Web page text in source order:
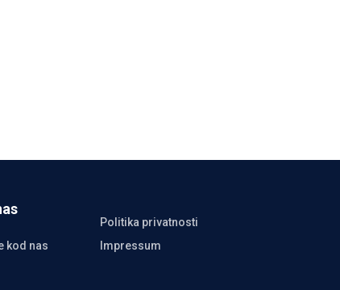
Politika privatnosti
kod nas
Impressum